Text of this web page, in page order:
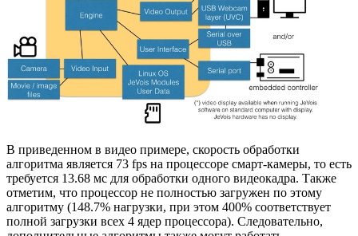
В приведенном в видео примере, скорость обработки
алгоритма является 73 fps на процессоре смарт-камеры, то есть
требуется 13.68 мс для обработки одного видеокадра. Также
отметим, что процессор не полностью загружен по этому
алгоритму (148.7% нагрузки, при этом 400% соответствует
полной загрузки всех 4 ядер процессора). Следовательно,